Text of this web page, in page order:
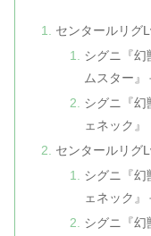
センタールリグ
シグニ『
ムスター
シグニ『
ェネック』
センタールリグ
シグニ『
ェネック
シグニ『